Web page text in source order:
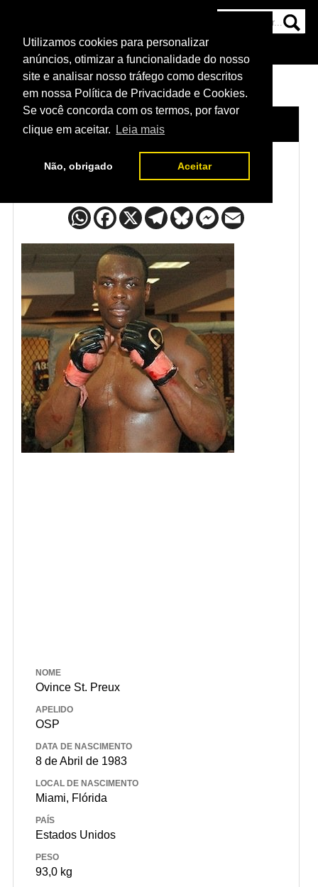
Utilizamos cookies para personalizar
anúncios, otimizar a funcionalidade do nosso
site e analisar nosso tráfego como descritos
em nossa Política de Privacidade e Cookies.
Se você concorda com os termos, por favor
clique em aceitar.
Leia mais
Não, obrigado Aceitar
NOTÍCIAS
HOME LUTADORES /
Ovince St. Preux
NOME
Ovince St. Preux
APELIDO
OSP
DATA DE NASCIMENTO
8 de Abril de 1983
LOCAL DE NASCIMENTO
Miami, Flórida
PAÍS
Estados Unidos
PESO
93,0 kg